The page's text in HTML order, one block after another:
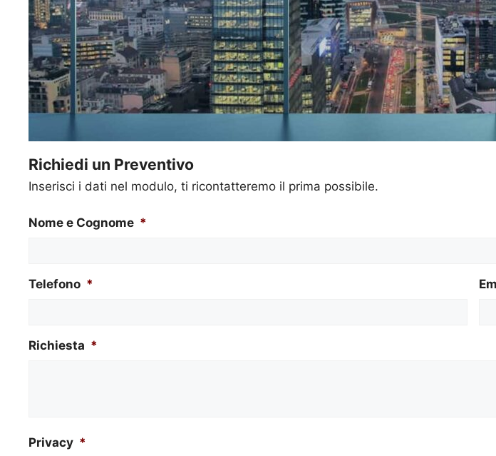
Richiedi un Preventivo
Inserisci i dati nel modulo, ti ricontatteremo il prima possibile.
Nome e Cognome *
Telefono *
Richiesta *
Privacy *